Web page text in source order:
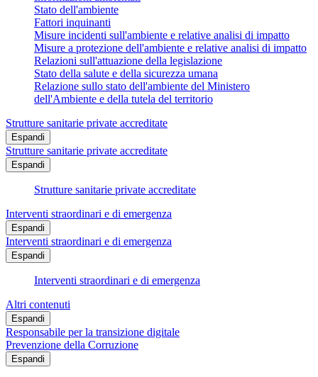
Stato dell'ambiente
Fattori inquinanti
Misure incidenti sull'ambiente e relative analisi di impatto
Misure a protezione dell'ambiente e relative analisi di impatto
Relazioni sull'attuazione della legislazione
Stato della salute e della sicurezza umana
Relazione sullo stato dell'ambiente del Ministero
dell'Ambiente e della tutela del territorio
Strutture sanitarie private accreditate
Espandi
Strutture sanitarie private accreditate
Espandi
Strutture sanitarie private accreditate
Interventi straordinari e di emergenza
Espandi
Interventi straordinari e di emergenza
Espandi
Interventi straordinari e di emergenza
Altri contenuti
Espandi
Responsabile per la transizione digitale
Prevenzione della Corruzione
Espandi